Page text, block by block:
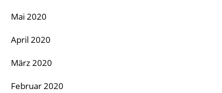
Mai 2020
April 2020
März 2020
Februar 2020